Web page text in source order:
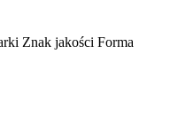
Znak jakości Forma